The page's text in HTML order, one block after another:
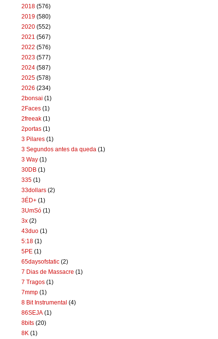
2018 (576)
2019 (580)
2020 (552)
2021 (567)
2022 (576)
2023 (577)
2024 (587)
2025 (578)
2026 (234)
2bonsai (1)
2Faces (1)
2freeak (1)
2portas (1)
3 Pilares (1)
3 Segundos antes da queda (1)
3 Way (1)
30DB (1)
335 (1)
33dollars (2)
3ÉD+ (1)
3UmSó (1)
3x (2)
43duo (1)
5:18 (1)
5PE (1)
65daysofstatic (2)
7 Dias de Massacre (1)
7 Tragos (1)
7mmp (1)
8 Bit Instrumental (4)
86SEJA (1)
8bits (20)
8K (1)